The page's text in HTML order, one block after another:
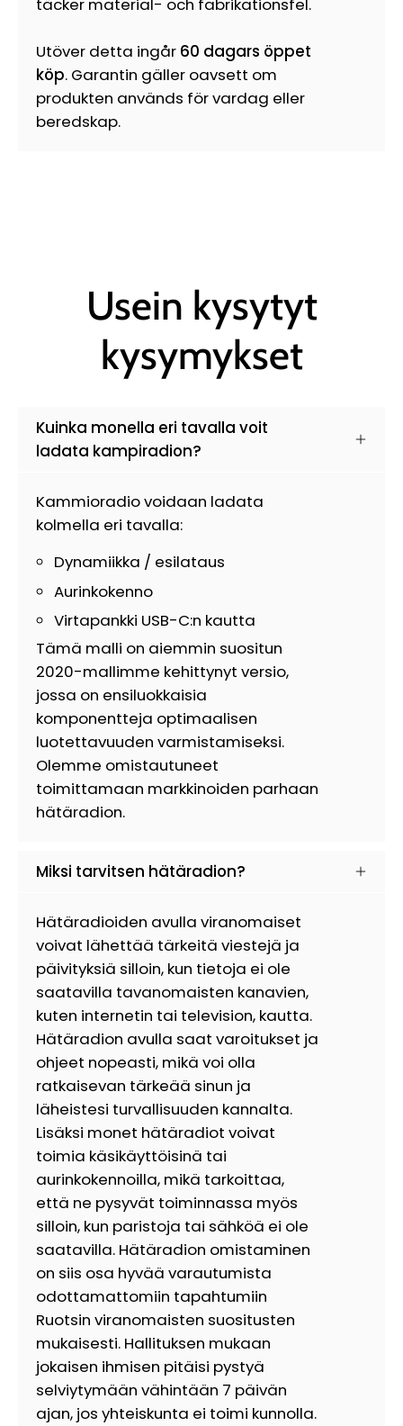
täcker material- och fabrikationsfel.
Utöver detta ingår 60 dagars öppet
köp. Garantin gäller oavsett om
produkten används för vardag eller
beredskap.
Usein kysytyt
kysymykset
Kuinka monella eri tavalla voit
ladata kampiradion?
Kammioradio voidaan ladata
kolmella eri tavalla:
Dynamiikka / esilataus
Aurinkokenno
Virtapankki USB-C:n kautta
Tämä malli on aiemmin suositun
2020-mallimme kehittynyt versio,
jossa on ensiluokkaisia
komponentteja optimaalisen
luotettavuuden varmistamiseksi.
Olemme omistautuneet
toimittamaan markkinoiden parhaan
hätäradion.
Miksi tarvitsen hätäradion?
Hätäradioiden avulla viranomaiset
voivat lähettää tärkeitä viestejä ja
päivityksiä silloin, kun tietoja ei ole
saatavilla tavanomaisten kanavien,
kuten internetin tai television, kautta.
Hätäradion avulla saat varoitukset ja
ohjeet nopeasti, mikä voi olla
ratkaisevan tärkeää sinun ja
läheistesi turvallisuuden kannalta.
Lisäksi monet hätäradiot voivat
toimia käsikäyttöisinä tai
aurinkokennoilla, mikä tarkoittaa,
että ne pysyvät toiminnassa myös
silloin, kun paristoja tai sähköä ei ole
saatavilla. Hätäradion omistaminen
on siis osa hyvää varautumista
odottamattomiin tapahtumiin
Ruotsin viranomaisten suositusten
mukaisesti. Hallituksen mukaan
jokaisen ihmisen pitäisi pystyä
selviytymään vähintään 7 päivän
ajan, jos yhteiskunta ei toimi kunnolla.